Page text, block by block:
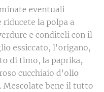
eventuali
la polpa a
e conditeli con il
essiccato, l'origano,
di timo, la paprika,
cucchiaio d'olio
bene il tutto